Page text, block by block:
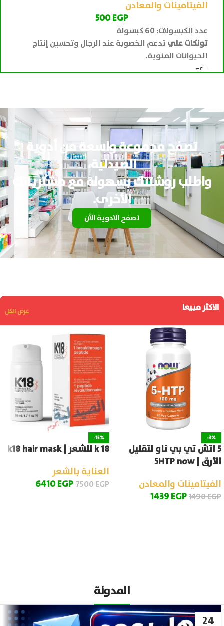
الفيتامينات والمعادن
500EGP
عدد الكبسولات: 60 كبسولة
تونكات عليتدعم الخصوبة عند الرجال وتحسين إنتاج
الحيوانات المنوية.
تصفح مجموعة واسعة من أدوية
الصيدلية،
واطلب روشتتك بسهولة مع مشترياتك
الأخرى.
تصفح الادوية الآن
الاكثر مبيعا عرض الكل
-3%
5 اتش تي بي ناو لتقليل
الأرق | 5HTP now
الفيتامينات والمعادن
1490EGP
1439EGP
-15%
k 18 للشعر | k18 hair mask
العناية بالشعر
7500EGP
6410EGP
المدونة
24